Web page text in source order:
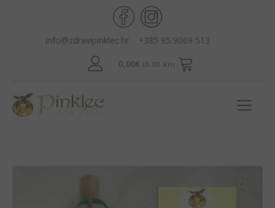
info@zdravipinklec.hr +385 95 9069 513
0,00€ (0,00 kn)